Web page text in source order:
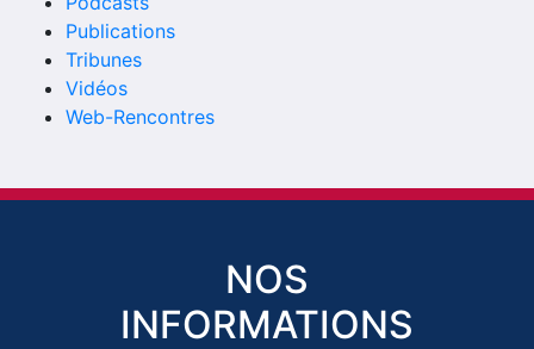
Publications
Tribunes
Vidéos
Web-Rencontres
NOS
INFORMATIONS